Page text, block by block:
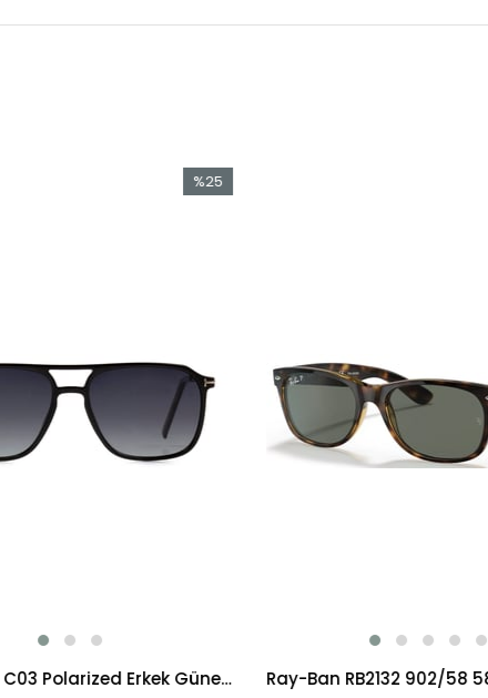
BENX 9060 C03 Polarized Erkek Güneş Gözlüğü
%25